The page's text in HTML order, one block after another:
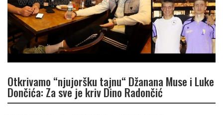
Otkrivamo “njujoršku tajnu“ Džanana Muse i Luke
Dončića: Za sve je kriv Dino Radončić